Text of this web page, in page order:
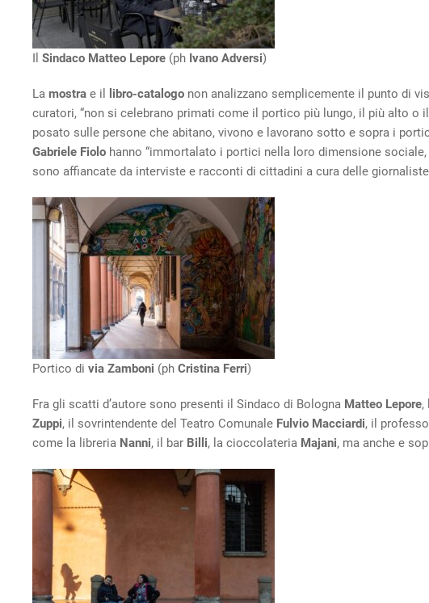
Il Sindaco Matteo Lepore (ph Ivano Adversi)
La mostra e il libro-catalogo non analizzano semplicemente il punto di
curatori, “non si celebrano primati come il portico più lungo, il più alto o
posato sulle persone che abitano, vivono e lavorano sotto e sopra i
Gabriele Fiolo hanno “immortalato i portici nella loro dimensione
sono affiancate da interviste e racconti di cittadini a cura delle giornaliste
Portico di via Zamboni (ph Cristina Ferri)
Fra gli scatti d’autore sono presenti il Sindaco di Bologna Matteo Lepore,
Zuppi, il sovrintendente del Teatro Comunale Fulvio Macciardi, il
come la libreria Nanni, il bar Billi, la cioccolateria Majani, ma anche e